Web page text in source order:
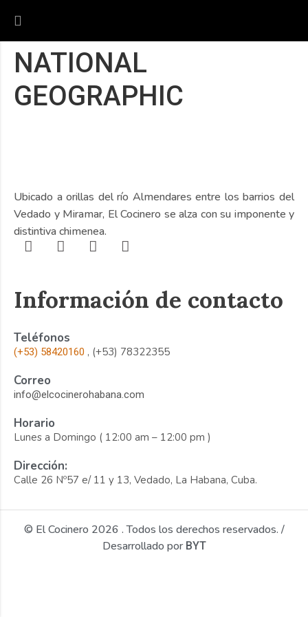
NATIONAL
GEOGRAPHIC
Ubicado a orillas del río Almendares entre los barrios del
Vedado y Miramar, El Cocinero se alza con su imponente y
distintiva chimenea.
Información de contacto
Teléfonos
(+53) 58420160 , (+53) 78322355
Correo
info@elcocinerohabana.com
Horario
Lunes a Domingo ( 12:00 am – 12:00 pm )
Dirección:
Calle 26 Nº57 e/ 11 y 13, Vedado, La Habana, Cuba.
© El Cocinero 2026 . Todos los derechos reservados. /
Desarrollado por BYT